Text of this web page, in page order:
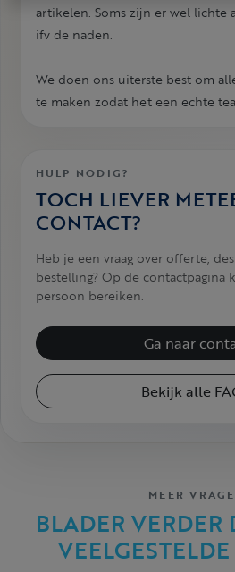
artikelen. Soms zijn er wel lichte
ifv de naden.
We doen ons uiterste best om
te maken zodat het een echte
HULP NODIG?
TOCH LIEVER
CONTACT?
Heb je een vraag over offerte,
bestelling? Op de contactpagina
persoon bereiken.
Ga naar
Bekijk alle
MEER
BLADER VERDER